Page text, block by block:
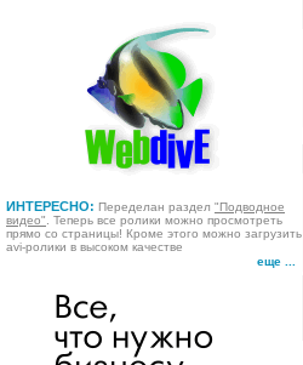
ИНТЕРЕСНО: Переделан раздел "Подводное
видео" . Теперь все ролики можно просмотреть
прямо со страницы! Кроме этого можно загрузить
avi-ролики в высоком качестве
еще ...